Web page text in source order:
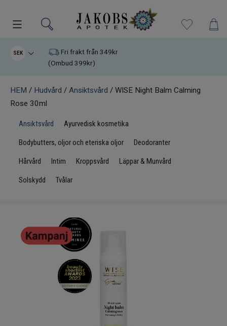
Kampanjer
Varumärken
Superfood
Hudvård
Infrarött Ljus
Vattenrening & Övrigt
Transdermala plåster
SEK
Fri frakt från 349kr
(Ombud 399kr)
HEM / Hudvård / Ansiktsvård / WISE Night Balm Calming
Rose 30ml
Ansiktsvård Ayurvedisk kosmetika
Bodybutters, oljor och eteriska oljor Deodoranter
Hårvård Intim Kroppsvård Läppar & Munvård
Solskydd Tvålar